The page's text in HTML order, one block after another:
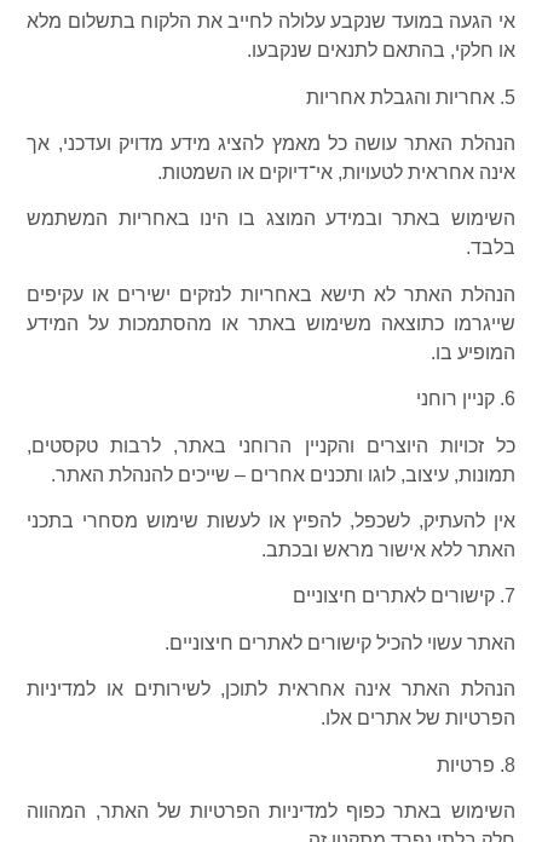
אי הגעה במועד שנקבע עלולה לחייב את הלקוח בתשלום מלא
או חלקי, בהתאם לתנאים שנקבעו.
5. אחריות והגבלת אחריות
הנהלת האתר עושה כל מאמץ להציג מידע מדויק ועדכני, אך
אינה אחראית לטעויות, אי־דיוקים או השמטות.
השימוש באתר ובמידע המוצג בו הינו באחריות המשתמש
בלבד.
הנהלת האתר לא תישא באחריות לנזקים ישירים או עקיפים
שייגרמו כתוצאה משימוש באתר או מהסתמכות על המידע
המופיע בו.
6. קניין רוחני
כל זכויות היוצרים והקניין הרוחני באתר, לרבות טקסטים,
תמונות, עיצוב, לוגו ותכנים אחרים – שייכים להנהלת האתר.
אין להעתיק, לשכפל, להפיץ או לעשות שימוש מסחרי בתכני
האתר ללא אישור מראש ובכתב.
7. קישורים לאתרים חיצוניים
האתר עשוי להכיל קישורים לאתרים חיצוניים.
הנהלת האתר אינה אחראית לתוכן, לשירותים או למדיניות
הפרטיות של אתרים אלו.
8. פרטיות
השימוש באתר כפוף למדיניות הפרטיות של האתר, המהווה